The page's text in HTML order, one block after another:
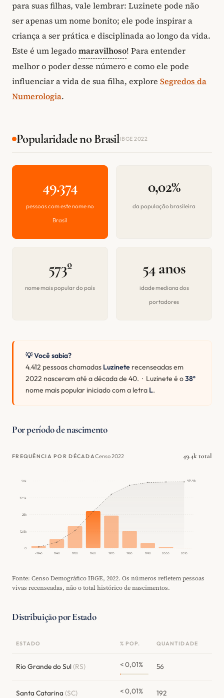
para suas filhas, vale lembrar: Luzinete pode não
ser apenas um nome bonito; ele pode inspirar a
criança a ser prática e disciplinada ao longo da vida.
Este é um legadomaravilhoso! Para entender
melhor o poder desse número e como ele pode
influenciar a vida de sua filha, explore Segredos da
Numerologia.
Popularidade no BrasilIBGE 2022
49.374
pessoas com este nome no
Brasil
0,02%
da população brasileira
573º
nome mais popular do país
54 anos
idade mediana dos
portadores
💡 Você sabia?
4.412 pessoas chamadas Luzinete recenseadas em
2022 nasceram até a década de 40. · Luzinete é o38º
nome mais popular iniciado com a letra L.
Por período de nascimento
FREQUÊNCIA POR DÉCADACenso 2022 49.4k total
0
12.5k
25k
37.5k
50k
<1940 1940 1950 1960 1970 1980 1990 2000 2010
49.4k
Fonte: Censo Demográfico IBGE, 2022. Os números refletem pessoas
vivas recenseadas, não o total histórico de nascimentos.
Distribuição por Estado
ESTADO % POP. QUANTIDADE
Rio Grande do Sul(RS) < 0,01% 56
Santa Catarina (SC) < 0,01% 192